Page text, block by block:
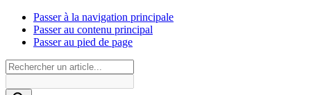
Passer à la navigation principale
Passer au contenu principal
Passer au pied de page